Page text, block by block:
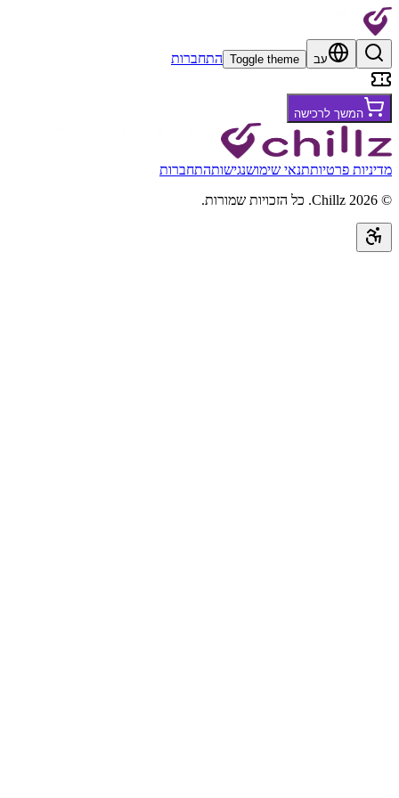
עב Toggle theme התחברות
המשך לרכישה
מדיניות פרטיותתנאי שימושנגישותהתחברות
©
2026
Chillz
. כל הזכויות שמורות.